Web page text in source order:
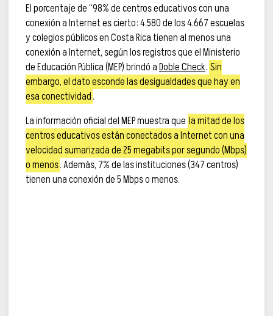
El porcentaje de “98% de centros educativos con una
conexión a Internet es cierto: 4.580 de los 4.667 escuelas
y colegios públicos en Costa Rica tienen al menos una
conexión a Internet, según los registros que el Ministerio
de Educación Pública (MEP) brindó aDoble Check. Sin
embargo, el dato esconde las desigualdades que hay en
esa conectividad.
La información oficial del MEP muestra que la mitad de los
centros educativos están conectados a Internet con una
velocidad sumarizada de 25 megabits por segundo (Mbps)
o menos. Además, 7% de las instituciones (347 centros)
tienen una conexión de 5 Mbps o menos.